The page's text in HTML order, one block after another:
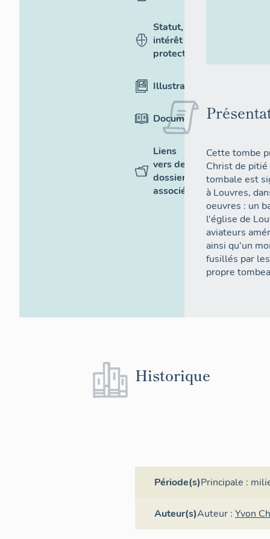
Statut,
intérêt et
protection
Illustrations
Documentation
Liens
vers des
dossiers
associés
Cette tombe
Christ de
tombale est
à Louvres,
oeuvres : un
l'église de
aviateurs
ainsi qu'un
fusillés par
propre
Historique
Période(s)Principale :
Auteur(s)Auteur : Yvon